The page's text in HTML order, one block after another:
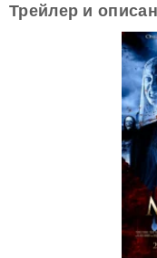
Трейлер и